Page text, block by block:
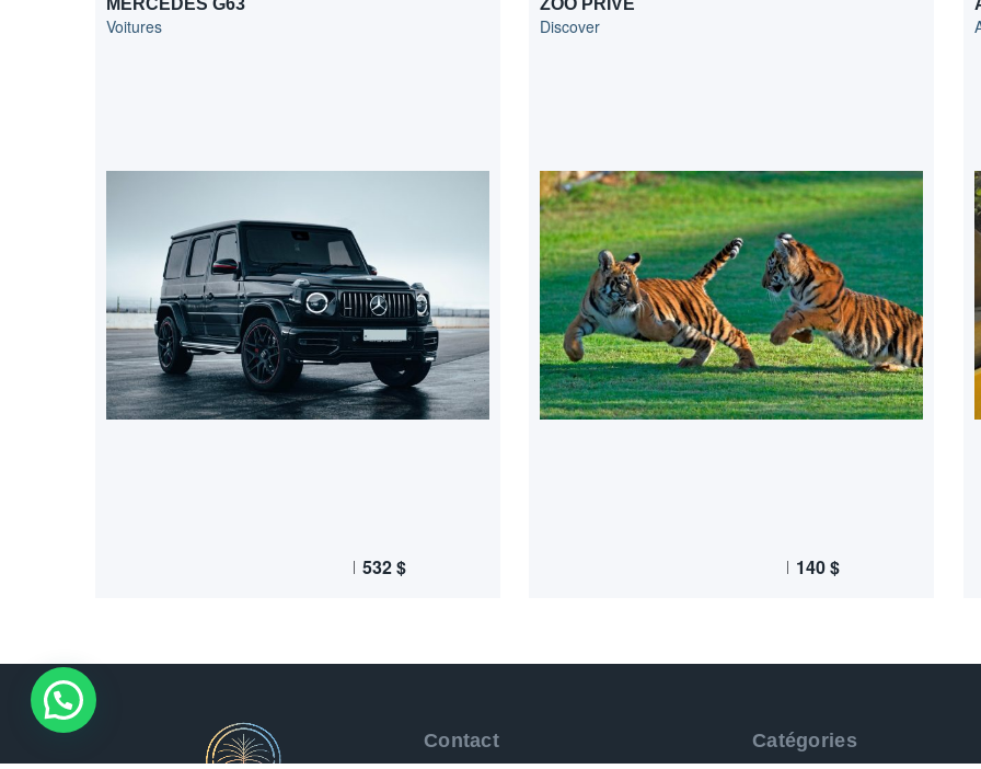
MERCEDES G63
Voitures
532$
ZOO PRIVÉ
Discover
140$
Contact Catégories